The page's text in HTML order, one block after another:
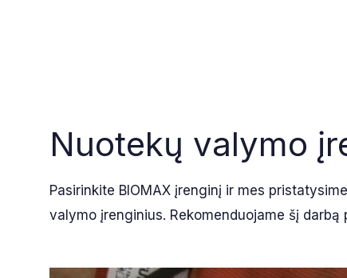
Nuotekų valymo
Pasirinkite BIOMAX įrenginį ir mes
valymo įrenginius. Rekomenduojame šį